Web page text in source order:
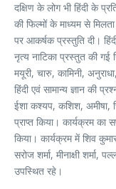
दक्षिण के लोग भी हिंदी के
की फिल्मों के माध्यम से मिलता
पर आकर्षक प्रस्तुति दी।
नृत्य नाटिका प्रस्तुत की गई
मयूरी, चारु, कामिनी,
हिंदी एवं सामान्य ज्ञान की
ईशा कश्यप, कशिश, अमीषा,
प्राप्त किया। कार्यक्रम का
किया। कार्यक्रम में शिव
सरोज शर्मा, मीनाक्षी शर्मा,
उपस्थित रहे।